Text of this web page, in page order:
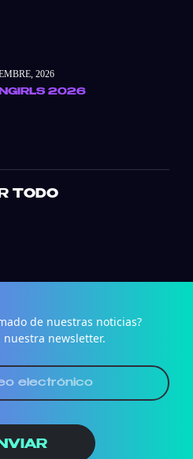
2026
2026
TODO
de nuestras noticias?
nuestra newsletter.